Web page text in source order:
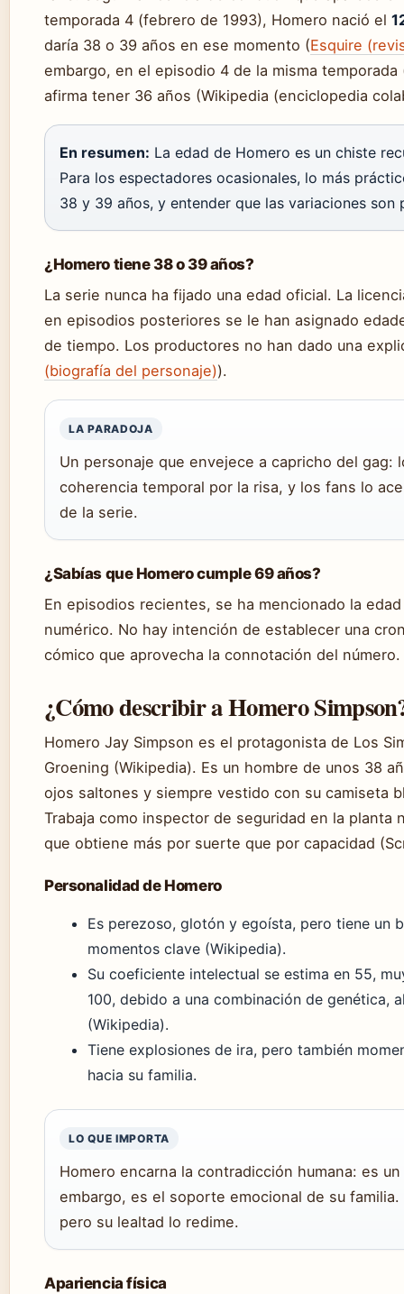
temporada 4 (febrero de 1993), Homero nació el
daría 38 o 39 años en ese momento (Esquire
embargo, en el episodio 4 de la misma
afirma tener 36 años (Wikipedia (enciclopedia
En resumen: La edad de Homero es un chiste
Para los espectadores ocasionales, lo más
38 y 39 años, y entender que las variaciones son
¿Homero tiene 38 o 39 años?
La serie nunca ha fijado una edad oficial. La
en episodios posteriores se le han asignado
de tiempo. Los productores no han dado una
(biografía del personaje)).
LA PARADOJA
Un personaje que envejece a capricho del gag:
coherencia temporal por la risa, y los fans lo
de la serie.
¿Sabías que Homero cumple 69 años?
En episodios recientes, se ha mencionado la
numérico. No hay intención de establecer una
cómico que aprovecha la connotación del número.
¿Cómo describir a Homero
Homero Jay Simpson es el protagonista de Los
Groening (Wikipedia). Es un hombre de unos 38
ojos saltones y siempre vestido con su camiseta
Trabaja como inspector de seguridad en la planta
que obtiene más por suerte que por capacidad
Personalidad de Homero
Es perezoso, glotón y egoísta, pero tiene un
momentos clave (Wikipedia).
Su coeficiente intelectual se estima en 55,
100, debido a una combinación de genética,
(Wikipedia).
Tiene explosiones de ira, pero también
hacia su familia.
LO QUE IMPORTA
Homero encarna la contradicción humana: es
embargo, es el soporte emocional de su
pero su lealtad lo redime.
Apariencia física